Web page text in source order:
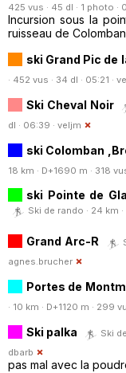
425 vus · 45 dl · 1 photo ·
Incursion sous la
ruisseau de
ski Grand Pic de
· 452 vus · 34 dl · 05:21 ·
Ski Cheval Noir
dl · 06:39 · veljm
ski Colomban
18 km · D+1690 m · 318
ski Pointe de
Ski de rando · 24 km
Grand Arc-R
agnes.brucher
Portes de
· 10 km · D+1120 m · 299
Ski palka
Ski
dbarb
pas mal avec la